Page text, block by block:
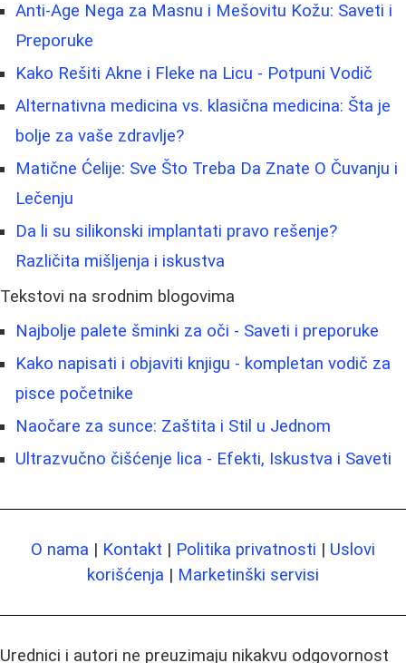
Anti-Age Nega za Masnu i Mešovitu Kožu: Saveti i
Preporuke
Kako Rešiti Akne i Fleke na Licu - Potpuni Vodič
Alternativna medicina vs. klasična medicina: Šta je
bolje za vaše zdravlje?
Matične Ćelije: Sve Što Treba Da Znate O Čuvanju i
Lečenju
Da li su silikonski implantati pravo rešenje?
Različita mišljenja i iskustva
Tekstovi na srodnim blogovima
Najbolje palete šminki za oči - Saveti i preporuke
Kako napisati i objaviti knjigu - kompletan vodič za
pisce početnike
Naočare za sunce: Zaštita i Stil u Jednom
Ultrazvučno čišćenje lica - Efekti, Iskustva i Saveti
O nama | Kontakt | Politika privatnosti | Uslovi
korišćenja | Marketinški servisi
Urednici i autori ne preuzimaju nikakvu odgovornost